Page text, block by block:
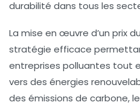
durabilité dans tous les
La mise en œuvre d’un prix
stratégie efficace
entreprises polluantes tout
vers des énergies
des émissions de carbone,